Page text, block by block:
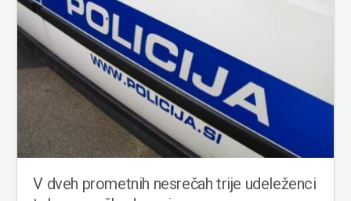
V dveh prometnih nesrečah trije udeleženci